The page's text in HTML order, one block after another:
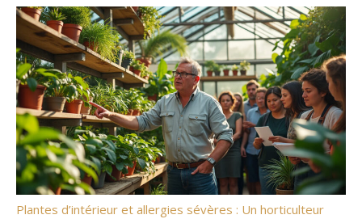
Plantes d’intérieur et allergies sévères : Un horticulteur